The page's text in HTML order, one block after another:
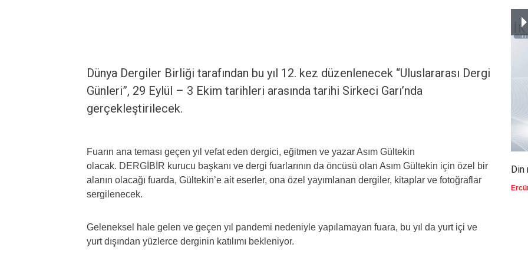
Dünya Dergiler Birliği tarafından bu yıl 12. kez düzenlenecek “Uluslararası Dergi
Günleri”, 29 Eylül – 3 Ekim tarihleri arasında tarihi Sirkeci Garı’nda
gerçekleştirilecek.
Fuarın ana teması geçen yıl vefat eden dergici, eğitmen ve yazar Asım Gültekin
olacak. DERGİBİR kurucu başkanı ve dergi fuarlarının da öncüsü olan Asım Gültekin için özel bir
alanın olacağı fuarda, Gültekin’e ait eserler, ona özel yayımlanan dergiler, kitaplar ve fotoğraflar
sergilenecek.
Geleneksel hale gelen ve geçen yıl pandemi nedeniyle yapılamayan fuara, bu yıl da yurt içi ve
yurt dışından yüzlerce derginin katılımı bekleniyor.
Din